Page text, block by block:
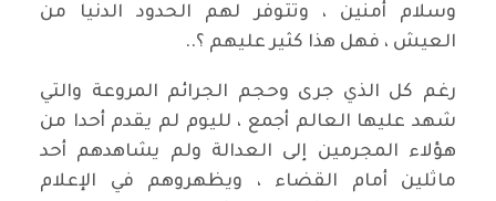
وسلام أمنين ، وتتوفر لهم الحدود الدنيا من
العيش ، فهل هذا كثير عليهم ؟..
رغم كل الذي جرى وحجم الجرائم المروعة والتي
شهد عليها العالم أجمع ، لليوم لم يقدم أحدا من
هؤلاء المجرمين إلى العدالة ولم يشاهدهم أحد
ماثلين أمام القضاء ، ويظهروهم في الإعلام